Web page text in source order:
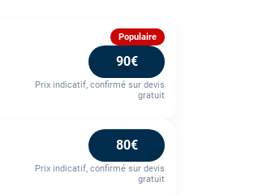
Populaire
90€
Prix indicatif, confirmé sur devis
gratuit
80€
Prix indicatif, confirmé sur devis
gratuit